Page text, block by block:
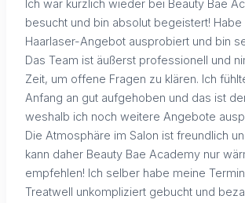
Ich war kürzlich wieder bei Beauty Bae
besucht und bin absolut begeistert!
Haarlaser-Angebot ausprobiert und bin
Das Team ist äußerst professionell und
Zeit, um offene Fragen zu klären. Ich
Anfang an gut aufgehoben und das ist
weshalb ich noch weitere Angebote
Die Atmosphäre im Salon ist freundlich
kann daher Beauty Bae Academy nur
empfehlen! Ich selber habe meine
Treatwell unkompliziert gebucht und